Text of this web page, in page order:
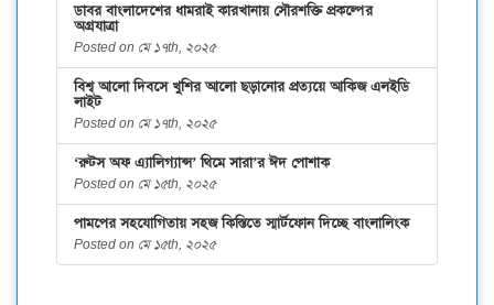
ডাবর বাংলাদেশের ধামরাই কারখানায় সৌরশক্তি প্রকল্পের
অগ্রযাত্রা
Posted on মে ১৭th, ২০২৫
বিশ্ব আলো দিবসে খুশির আলো ছড়ানোর প্রত্যয়ে আকিজ এলইডি
লাইট
Posted on মে ১৭th, ২০২৫
‘রুটস অফ এ্যালিগ্যান্স’ থিমে সারা’র ঈদ পোশাক
Posted on মে ১৫th, ২০২৫
পামপের সহযোগিতায় সহজ কিস্তিতে স্মার্টফোন দিচ্ছে বাংলালিংক
Posted on মে ১৫th, ২০২৫